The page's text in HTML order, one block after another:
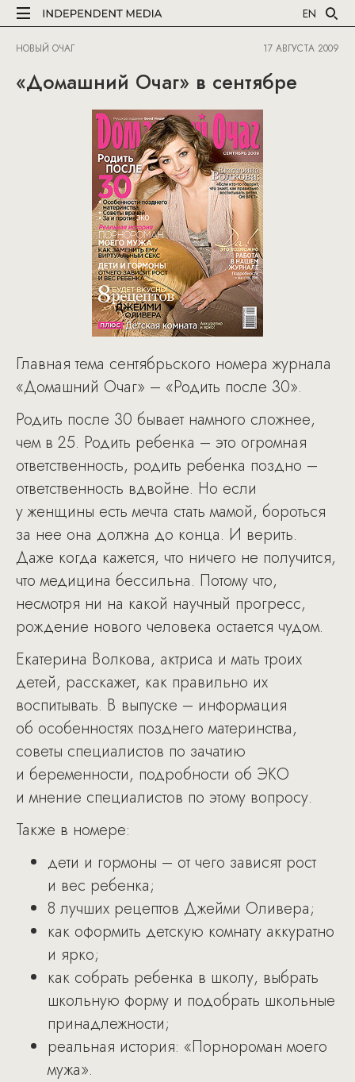
EN
НОВЫЙ ОЧАГ 17 АВГУСТА 2009
«Домашний Очаг» в сентябре
Главная тема сентябрьского номера журнала
«Домашний Очаг» – «Родить после 30».
Родить после 30 бывает намного сложнее,
чем в 25. Родить ребенка – это огромная
ответственность, родить ребенка поздно –
ответственность вдвойне. Но если
у женщины есть мечта стать мамой, бороться
за нее она должна до конца. И верить.
Даже когда кажется, что ничего не получится,
что медицина бессильна. Потому что,
несмотря ни на какой научный прогресс,
рождение нового человека остается чудом.
Екатерина Волкова, актриса и мать троих
детей, расскажет, как правильно их
воспитывать. В выпуске – информация
об особенностях позднего материнства,
советы специалистов по зачатию
и беременности, подробности об ЭКО
и мнение специалистов по этому вопросу.
Также в номере:
дети и гормоны – от чего зависят рост
и вес ребенка;
8 лучших рецептов Джейми Оливера;
как оформить детскую комнату аккуратно
и ярко;
как собрать ребенка в школу, выбрать
школьную форму и подобрать школьные
принадлежности;
реальная история: «Порнороман моего
мужа».